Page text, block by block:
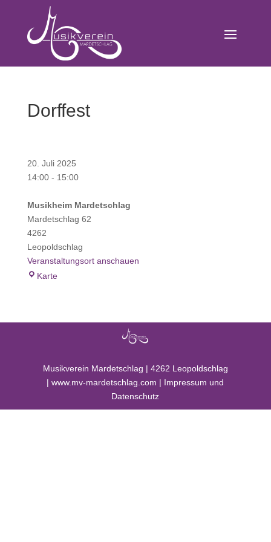
Dorffest
20. Juli 2025
14:00- 15:00
Musikheim Mardetschlag
Mardetschlag 62
4262
Leopoldschlag
Veranstaltungsort anschauen
KarteMusikheim
Musikverein Mardetschlag | 4262 Leopoldschlag
|www.mv-mardetschlag.com | Impressum und
Datenschutz